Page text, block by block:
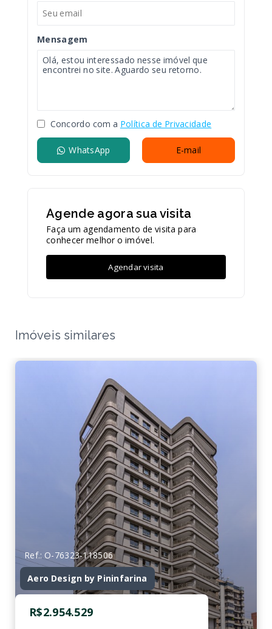
Mensagem
Concordo com a Política de Privacidade
WhatsApp E-mail
Agende agora sua visita
Faça um agendamento de visita para
conhecer melhor o imóvel.
Agendar visita
Imóveis similares
Ref.: O-76323-118506
Aero Design by Pininfarina
R$2.954.529